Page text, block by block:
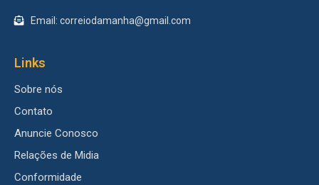
Email: correiodamanha@gmail.com
Links
Sobre nós
Contato
Anuncie Conosco
Relações de Midia
Conformidade